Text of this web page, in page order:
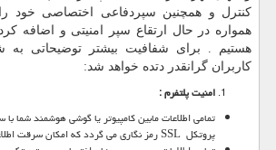
کنترل و همچنین سپردفاعی اختصاصی خود
همواره در حال ارتقاع سپر امنیتی و اضافه
هستیم . برای شفافیت بیشتر توضیحاتی به
کاربران گرانقدر دتده خواهد شد:
امنیت پلتفرم :
تمامی اطلاعات مابین کامپیوتر یا گوشی هوشمند شما
پروتکل SSLرمز نگاری می گردد که امکان سرقت